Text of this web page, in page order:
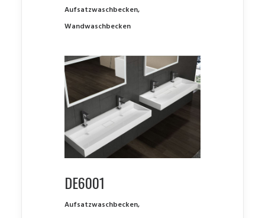
Aufsatzwaschbecken,
Wandwaschbecken
DE6001
Aufsatzwaschbecken,